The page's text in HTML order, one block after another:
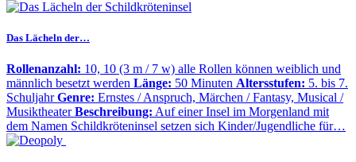
Das Lächeln der…
Rollenanzahl: 10, 10 (3 m / 7 w) alle Rollen können weiblich und
männlich besetzt werden Länge: 50 Minuten Altersstufen: 5. bis 7.
Schuljahr Genre: Ernstes / Anspruch, Märchen / Fantasy, Musical /
Musiktheater Beschreibung: Auf einer Insel im Morgenland mit
dem Namen Schildkröteninsel setzen sich Kinder/Jugendliche für…